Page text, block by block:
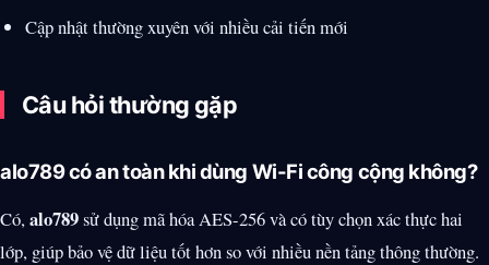
Cập nhật thường xuyên với nhiều cải tiến mới
Câu hỏi thường gặp
alo789 có an toàn khi dùng Wi-Fi công cộng không?
Có,alo789sử dụng mã hóa AES-256 và có tùy chọn xác thực hai
lớp, giúp bảo vệ dữ liệu tốt hơn so với nhiều nền tảng thông thường.